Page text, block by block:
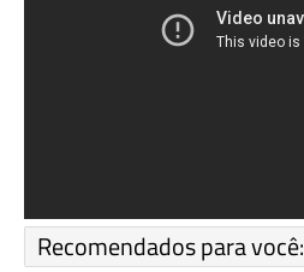
Recomendados para você: